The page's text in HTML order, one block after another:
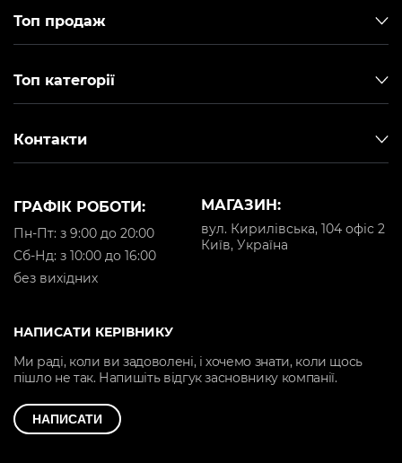
Топ продаж
Топ категорії
Контакти
МАГАЗИН:
вул. Кирилівська, 104 офіс 2
Київ, Україна
ГРАФІК РОБОТИ:
Пн-Пт: з 9:00 до 20:00
Cб-Нд: з 10:00 до 16:00
без вихідних
НАПИСАТИ КЕРІВНИКУ
Ми раді, коли ви задоволені, і хочемо знати, коли щось
пішло не так. Напишіть відгук засновнику компанії.
НАПИСАТИ